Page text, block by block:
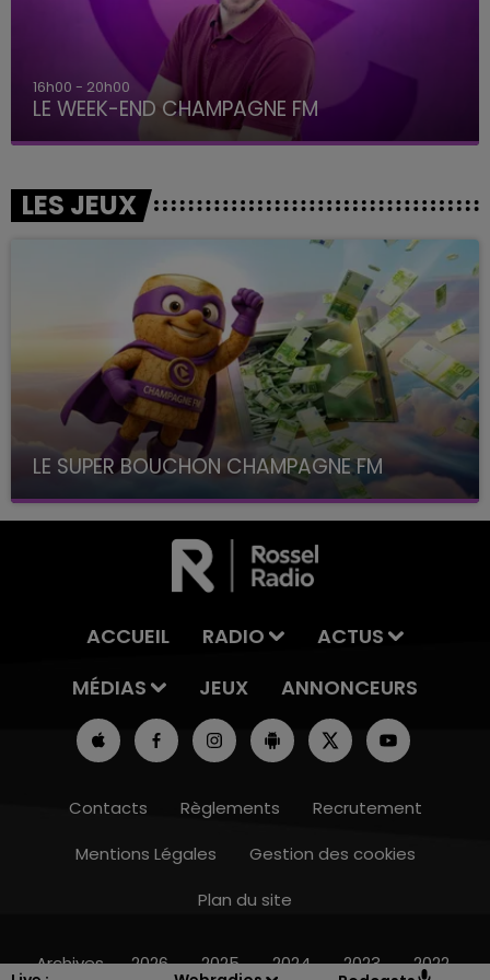
7h00 - 12h00
16h00 - 20h00
LE WEEK-END CHAMPAGNE FM
LES JEUX
LE SUPER BOUCHON CHAMPAGNE FM
avec La Famille Champagne FM, à 8H10
ACCUEIL RADIO
ACTUS
MÉDIAS
JEUX ANNONCEURS
Contacts Règlements
Recrutement
Mentions Légales
Gestion des cookies
Plan du site
Archives 2026 2025 2024 2023 2022